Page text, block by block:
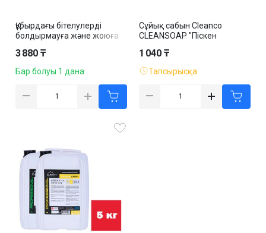
Құбырдағы бітелулерді
болдырмауға және жоюға
"Cleanscupper", 5 кг
3 880 ₸
Бар болуы 1 дана
Сұйық сабын Cleanco
CLEANSOAP "Піскен
мөлшерлегішпен, 1 кг
1 040 ₸
Тапсырысқа